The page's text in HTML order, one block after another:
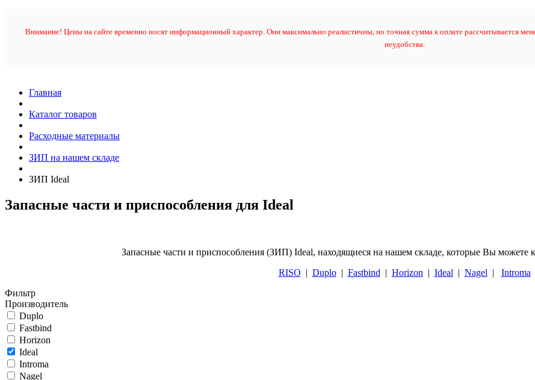
Внимание! Цены на сайте временно носят информационный характер. Они максимально реалистичны, но точная сумма к оплате рассчитывается
неудобства.
Главная
Каталог товаров
Расходные материалы
ЗИП на нашем складе
ЗИП Ideal
Запасные части и приспособления для Ideal
Запасные части и приспособления (ЗИП) Ideal, находящиеся на нашем складе, которые Вы можете
RISO | Duplo| Fastbind | Horizon | Ideal | Nagel | Introma
Фильтр
Производитель
Duplo
Fastbind
Horizon
Ideal
Introma
Nagel